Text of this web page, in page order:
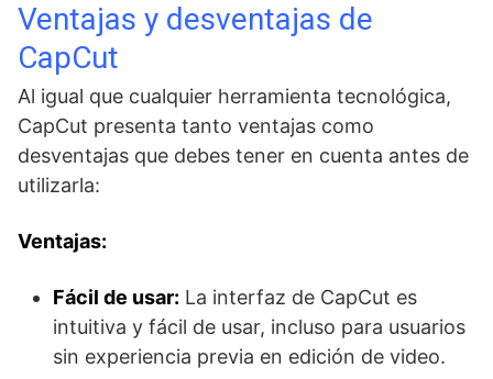
Ventajas y desventajas de
CapCut
Al igual que cualquier herramienta tecnológica,
CapCut presenta tanto ventajas como
desventajas que debes tener en cuenta antes de
utilizarla:
Ventajas:
Fácil de usar: La interfaz de CapCut es
intuitiva y fácil de usar, incluso para usuarios
sin experiencia previa en edición de video.